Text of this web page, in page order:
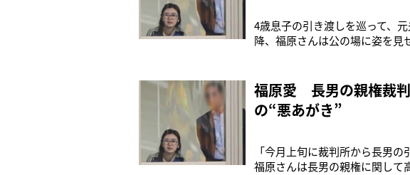
4歳息子の引き渡しを巡って、
降、福原さんは公の場に姿を見
られましたが、現在は国内に
収入も激減がしているなか、
福原愛 長男の親権裁
の“悪あがき”
「今月上旬に裁判所から長男
福原さんは長男の親権に関して